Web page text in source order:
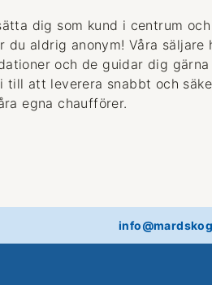
dig som kund i centrum
du aldrig anonym! Våra säljare
och de guidar dig
till att leverera snabbt och
egna chaufförer.